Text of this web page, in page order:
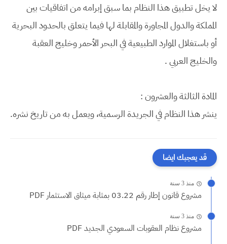
لا يخل تطبيق هذا النظام بما سبق إبرامه من اتفاقيات بين
المملكة والدول المجاورة والمقابلة لها فيما يتعلق بالحدود البحرية
أو باستغلال الموارد الطبيعية في البحر الأحمر وخليج العقبة
والخليج العربي .
المادة الثالثة والعشرون :
ينشر هذا النظام في الجريدة الرسمية، ويعمل به من تاريخ نشره.
قد يعجبك ايضا
منذ 3 سنة
مشروع قانون إطار رقم 03.22 بمثابة ميثاق الاستثمار PDF
منذ 3 سنة
مشروع نظام العقوبات السعودي الجديد PDF